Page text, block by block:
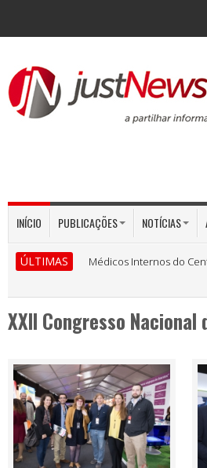
INÍCIO PUBLICAÇÕES NOTÍCIAS
ÚLTIMAS Médicos Internos do
XXII Congresso